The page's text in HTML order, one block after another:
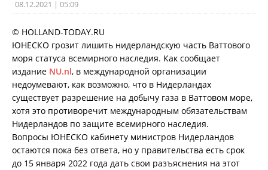
08.12.2021 | 05:09
© HOLLAND-TODAY.RU
ЮНЕСКО грозит лишить нидерландскую часть Ваттового
моря статуса всемирного наследия. Как сообщает
издание NU.nl, в международной организации
недоумевают, как возможно, что в Нидерландах
существует разрешение на добычу газа в Ваттовом море,
хотя это противоречит международным обязательствам
Нидерландов по защите всемирного наследия.
Вопросы ЮНЕСКО кабинету министров Нидерландов
остаются пока без ответа, но у правительства есть срок
до 15 января 2022 года дать свои разъяснения на этот